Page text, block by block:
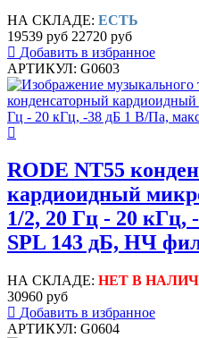
НА СКЛАДЕ: ЕСТЬ
19539 руб 22720 руб
Добавить в избранное
АРТИКУЛ: G0603
RODE NT55
кардиоидный
1/2, 20 Гц - 20 кГц,
SPL 143 дБ, НЧ
НА СКЛАДЕ: НЕТ В
30960 руб
Добавить в избранное
АРТИКУЛ: G0604